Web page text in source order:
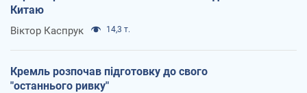
Китаю
Віктор Каспрук 14,3 т.
Кремль розпочав підготовку до свого
"останнього ривку"